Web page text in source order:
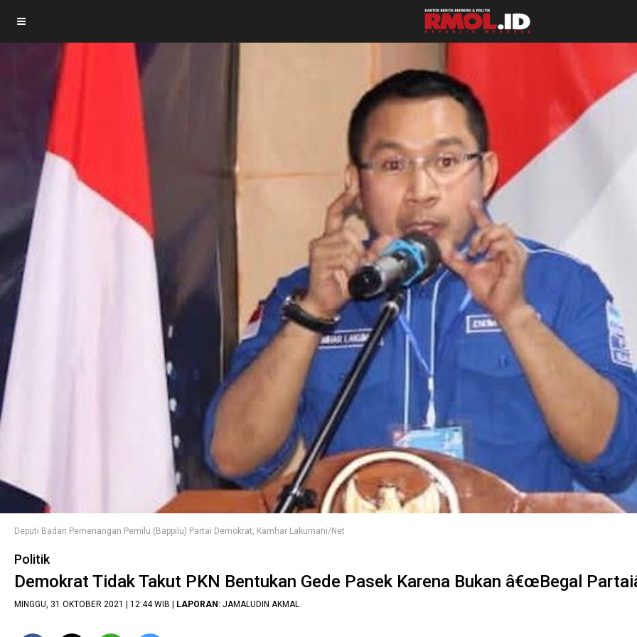
Deputi Badan Pemenangan Pemilu (Bappilu) Partai Demokrat, Kamhar Lakumani/Net
Politik
Demokrat Tidak Takut PKN Bentukan Gede Pasek Karena Bukan â€œBegal
MINGGU, 31 OKTOBER 2021 | 12:44 WIB | LAPORAN: JAMALUDIN AKMAL